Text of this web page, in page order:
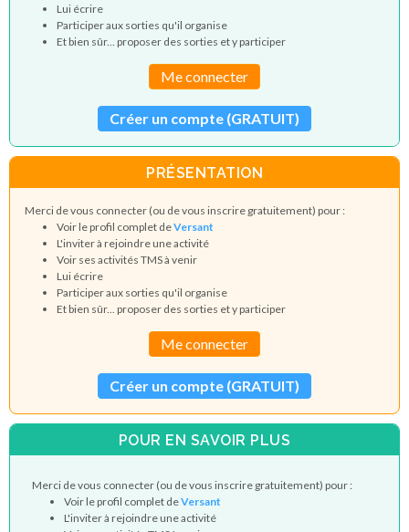
Lui écrire
Participer aux sorties qu'il organise
Et bien sûr... proposer des sorties et y participer
Me connecter
Créer un compte (GRATUIT)
PRÉSENTATION
Merci de vous connecter (ou de vous inscrire gratuitement) pour :
Voir le profil complet deVersant
L'inviter à rejoindre une activité
Voir ses activités TMS à venir
Lui écrire
Participer aux sorties qu'il organise
Et bien sûr... proposer des sorties et y participer
Me connecter
Créer un compte (GRATUIT)
POUR EN SAVOIR PLUS
Merci de vous connecter (ou de vous inscrire gratuitement) pour :
Voir le profil complet deVersant
L'inviter à rejoindre une activité